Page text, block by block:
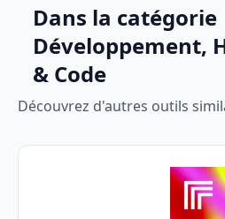
Dans la catégorie
Développement,
& Code
Découvrez d'autres outils